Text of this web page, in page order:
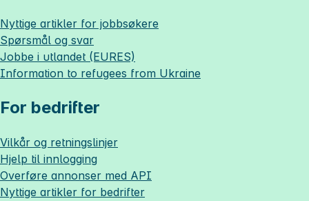
Nyttige artikler for jobbsøkere
Spørsmål og svar
Jobbe i utlandet (EURES)
Information to refugees from Ukraine
For bedrifter
Vilkår og retningslinjer
Hjelp til innlogging
Overføre annonser med API
Nyttige artikler for bedrifter